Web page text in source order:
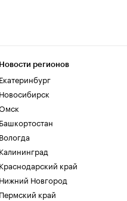
Новости регионов
Екатеринбург
Новосибирск
Башкортостан
Вологда
Калининград
Краснодарский край
Нижний Новгород
Пермский край